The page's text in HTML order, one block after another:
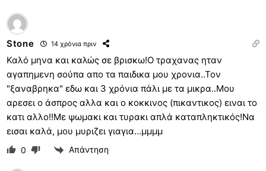
Stone 14 χρόνια πριν
Καλό μηνα και καλώς σε βρισκω!Ο τραχανας ηταν
αγαπημενη σούπα απο τα παιδικα μου χρονια..Τον
"ξαναβρηκα" εδω και 3 χρόνια πάλι με τα μικρα..Μου
αρεσει ο άσπρος αλλα και ο κοκκινος (πικαντικος) ειναι το
κατι αλλο!!Με ψωμακι και τυρακι απλά καταπληκτικός!Να
εισαι καλά, μου μυριζει γιαγια…μμμμ
0 Απάντηση